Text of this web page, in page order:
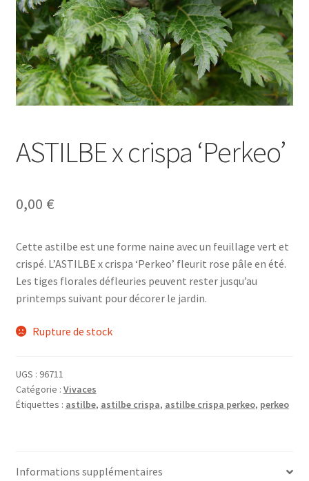
ASTILBE x crispa ‘Perkeo’
0,00 €
Cette astilbe est une forme naine avec un feuillage vert et
crispé. L’ASTILBE x crispa ‘Perkeo’ fleurit rose pâle en été.
Les tiges florales défleuries peuvent rester jusqu’au
printemps suivant pour décorer le jardin.
Rupture de stock
UGS : 96711
Catégorie : Vivaces
Étiquettes : astilbe, astilbe crispa, astilbe crispa perkeo, perkeo
Informations supplémentaires